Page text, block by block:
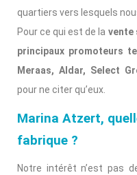
quartiers vers lesquels
Pour ce qui est de la vente
principaux promoteurs
Meraas, Aldar, Select
pour ne citer qu’eux.
Marina Atzert,
fabrique ?
Notre intérêt n’est pas